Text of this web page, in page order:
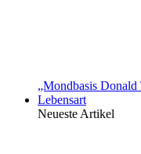
„Mondbasis
Lebensart
Neueste Artikel